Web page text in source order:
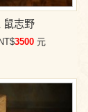
鼠志野
3500 元